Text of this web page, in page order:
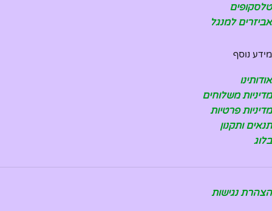
טלסקופים
אביזרים למנגל
מידע נוסף
אודותינו
מדיניות משלוחים
מדיניות פרטיות
תנאים ותקנון
בלוג
הצהרת נגישות